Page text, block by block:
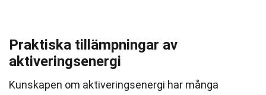
Praktiska tillämpningar av
aktiveringsenergi
Kunskapen om aktiveringsenergi har många